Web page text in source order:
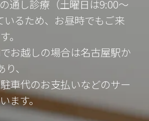
通し診療（土曜日は9:00～
いるため、お昼時でもご来
。
お越しの場合は名古屋駅か
、
車代のお支払いなどのサー
ます。